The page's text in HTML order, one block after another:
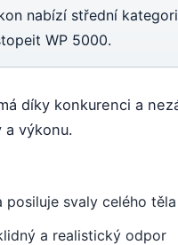
nabízí střední
WP 5000.
díky konkurenci a
a výkonu.
posiluje svaly celého těla
a realistický odpor